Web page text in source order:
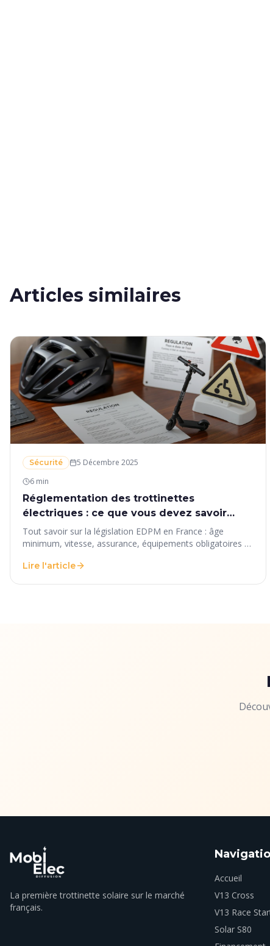
Articles similaires
Sécurité
5 Décembre 2025
6 min
Réglementation des trottinettes
électriques : ce que vous devez savoir
avant de rouler en France
Tout savoir sur la législation EDPM en France : âge
minimum, vitesse, assurance, équipements obligatoires et
Lire l'article
La première trottinette solaire sur le marché
français.
Accueil
V13 Cross
V13 Race
Solar S80